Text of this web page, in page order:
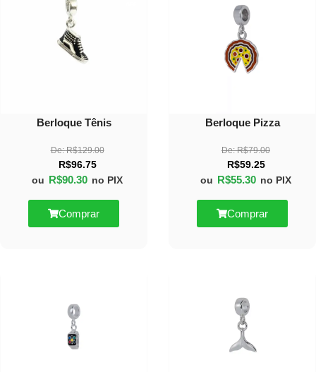
Berloque Tênis
De:R$129.00
R$96.75
ou R$90.30 no PIX
Comprar
Berloque Pizza
De:R$79.00
R$59.25
ou R$55.30 no PIX
Comprar